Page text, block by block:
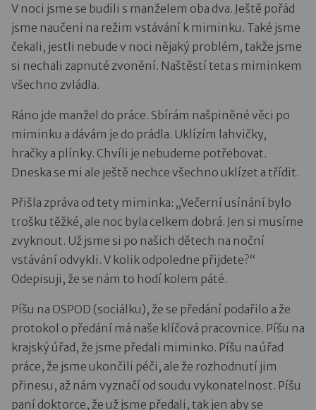
V noci jsme se budili s manželem oba dva. Ještě pořád
jsme naučeni na režim vstávání k miminku. Také jsme
čekali, jestli nebude v noci nějaký problém, takže jsme
si nechali zapnuté zvonění. Naštěstí teta s miminkem
všechno zvládla.
Ráno jde manžel do práce. Sbírám našpiněné věci po
miminku a dávám je do prádla. Uklízím lahvičky,
hračky a plínky. Chvíli je nebudeme potřebovat.
Dneska se mi ale ještě nechce všechno uklízet a třídit.
Přišla zpráva od tety miminka: „Večerní usínání bylo
trošku těžké, ale noc byla celkem dobrá. Jen si musíme
zvyknout. Už jsme si po našich dětech na noční
vstávání odvykli. V kolik odpoledne přijdete?“
Odepisuji, že se nám to hodí kolem páté.
Píšu na OSPOD (sociálku), že se předání podařilo a že
protokol o předání má naše klíčová pracovnice. Píšu na
krajský úřad, že jsme předali miminko. Píšu na úřad
práce, že jsme ukončili péči, ale že rozhodnutí jim
přinesu, až nám vyznačí od soudu vykonatelnost. Píšu
paní doktorce, že už jsme předali, tak jen aby se